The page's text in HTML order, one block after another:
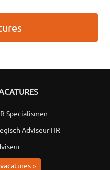
Specialismen
Adviseur HR
>